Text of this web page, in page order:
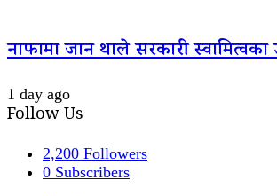
नाफामा जान थाले सरकारी स्वामित्वका
1 day ago
Follow Us
2,200 Followers
0 Subscribers